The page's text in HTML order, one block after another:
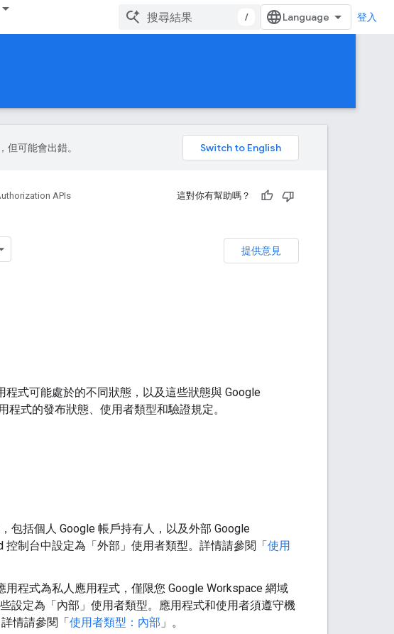
/ 登入
但可能會出錯。
APIs
這對你有幫助嗎？
提供意見
程式可能處於的不同狀態，以及這些狀態與 Google
程式的發布狀態、使用者類型和驗證規定。
包括個人 Google 帳戶持有人，以及外部 Google
控制台中設定為「外部」 使用者類型。詳情請參閱「使用
用程式為私人應用程式，僅限您 Google Workspace 網域
設定為「內部」 使用者類型。應用程式和使用者須遵守機
情請參閱「使用者類型：內部 」。